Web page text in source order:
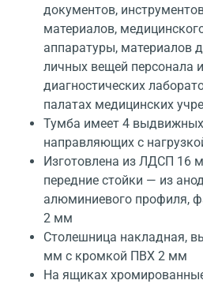
документов,
материалов,
аппаратуры, материалов
личных вещей персонала
диагностических
палатах медицинских
Тумба имеет 4
направляющих с
Изготовлена из ЛДСП 16
передние стойки — из
алюминиевого профиля,
2 мм
Столешница накладная,
мм с кромкой ПВХ 2 мм
На ящиках